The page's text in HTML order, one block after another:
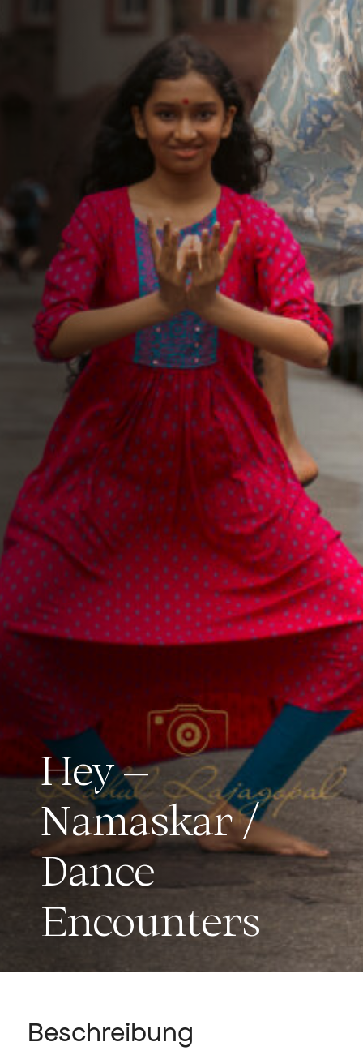
Hey –
Namaskar /
Dance
Encounters
Beschreibung